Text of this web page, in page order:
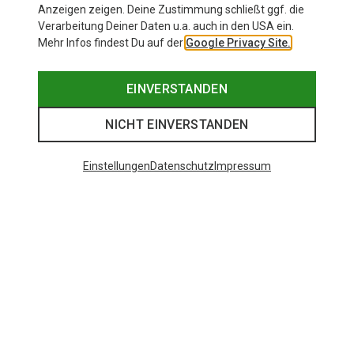
Anzeigen zeigen. Deine Zustimmung schließt ggf. die
Verarbeitung Deiner Daten u.a. auch in den USA ein.
Mehr Infos findest Du auf der Google Privacy Site.
EINVERSTANDEN
NICHT EINVERSTANDEN
EinstellungenDatenschutz Impressum